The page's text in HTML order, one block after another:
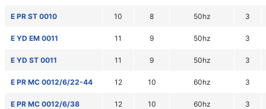
E PR ST 0010 10 8 50hz 3
E YD EM 0011 11 9 50hz 3
E YD ST 0011 11 9 50hz 3
E PR MC 0012/6/22-44 12 10 60hz 3
E PR MC 0012/6/38 12 10 60hz 3